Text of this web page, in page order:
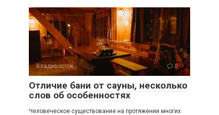
Владивосток 0
Отличие бани от сауны, несколько
слов об особенностях
Человеческое существование на протяжении многих